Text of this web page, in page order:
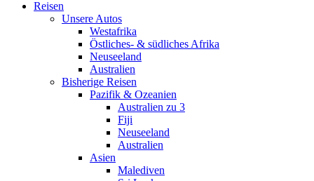
Reisen
Unsere Autos
Westafrika
Östliches- & südliches Afrika
Neuseeland
Australien
Bisherige Reisen
Pazifik & Ozeanien
Australien zu 3
Fiji
Neuseeland
Australien
Asien
Malediven